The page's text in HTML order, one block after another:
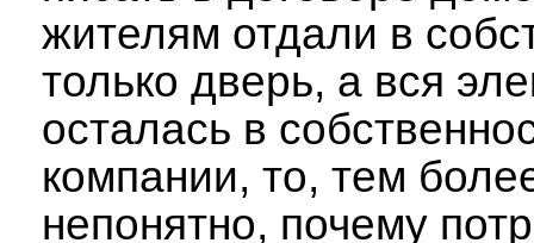
жителям отдали в
только дверь, а вся
осталась в
компании, то, тем
непонятно, почему